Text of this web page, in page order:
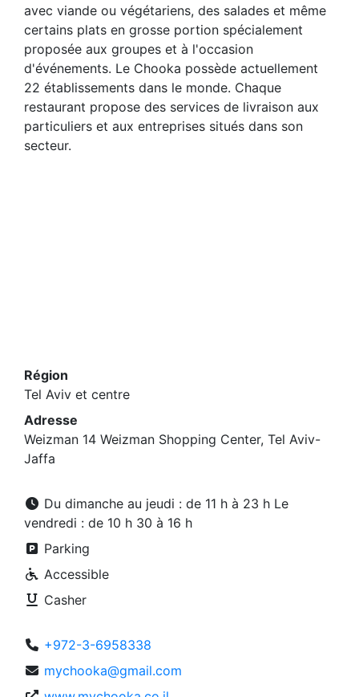
avec viande ou végétariens, des salades et même
certains plats en grosse portion spécialement
proposée aux groupes et à l'occasion
d'événements. Le Chooka possède actuellement
22 établissements dans le monde. Chaque
restaurant propose des services de livraison aux
particuliers et aux entreprises situés dans son
secteur.
Région
Tel Aviv et centre
Adresse
Weizman 14 Weizman Shopping Center, Tel Aviv-
Jaffa
Du dimanche au jeudi : de 11 h à 23 h Le
vendredi : de 10 h 30 à 16 h
Parking
Accessible
Casher
+972-3-6958338
mychooka@gmail.com